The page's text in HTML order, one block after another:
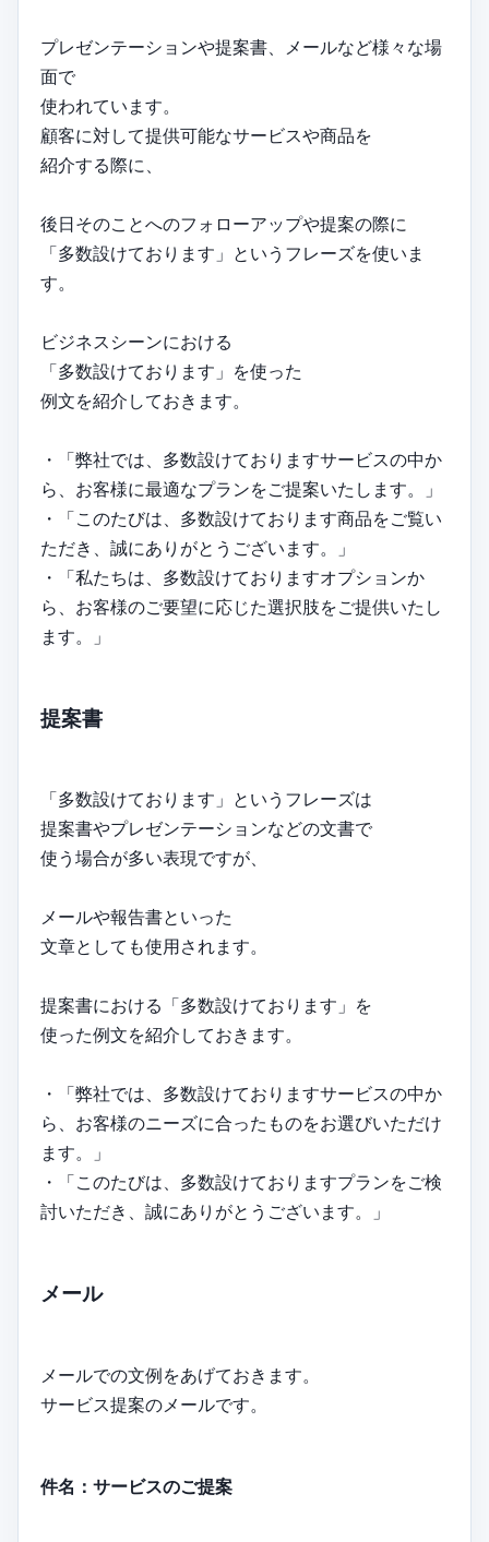
プレゼンテーションや提案書、メールなど様々な場
面で
使われています。
顧客に対して提供可能なサービスや商品を
紹介する際に、
後日そのことへのフォローアップや提案の際に
「多数設けております」というフレーズを使いま
す。
ビジネスシーンにおける
「多数設けております」を使った
例文を紹介しておきます。
・「弊社では、多数設けておりますサービスの中か
ら、お客様に最適なプランをご提案いたします。」
・「このたびは、多数設けております商品をご覧い
ただき、誠にありがとうございます。」
・「私たちは、多数設けておりますオプションか
ら、お客様のご要望に応じた選択肢をご提供いたし
ます。」
提案書
「多数設けております」というフレーズは
提案書やプレゼンテーションなどの文書で
使う場合が多い表現ですが、
メールや報告書といった
文章としても使用されます。
提案書における「多数設けております」を
使った例文を紹介しておきます。
・「弊社では、多数設けておりますサービスの中か
ら、お客様のニーズに合ったものをお選びいただけ
ます。」
・「このたびは、多数設けておりますプランをご検
討いただき、誠にありがとうございます。」
メール
メールでの文例をあげておきます。
サービス提案のメールです。
件名：サービスのご提案